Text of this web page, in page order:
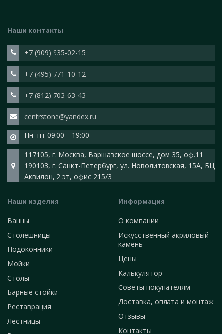
Наши контакты
+7 (909) 935-02-15
+7 (495) 771-10-12
+7 (812) 703-63-43
centrstone@yandex.ru
Пн–пт 09:00—19:00
117105, г. Москва, Варшавское шоссе, дом 35, оф.11
190103, г. Санкт-Петербург, ул. Новолитовская, 15А, БЦ
Аквилон, 2 эт, офис 215/3
Наши изделия
Ванны
Столешницы
Подоконники
Мойки
Столы
Барные стойки
Реставрация
Лестницы
Информация
О компании
Искусственный акриловый
камень
Цены
Калькулятор
Советы покупателям
Доставка, оплата и монтаж
Отзывы
Контакты